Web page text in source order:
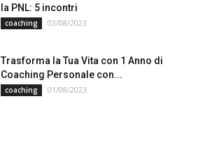
la PNL: 5 incontri
coaching 03/08/2023
Trasforma la Tua Vita con 1 Anno di
Coaching Personale con...
coaching 01/08/2023